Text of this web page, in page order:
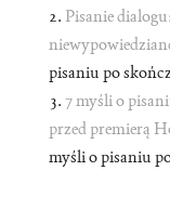
Pisanie
pisaniu po
7 myśli o
przed premierą
myśli o pisaniu